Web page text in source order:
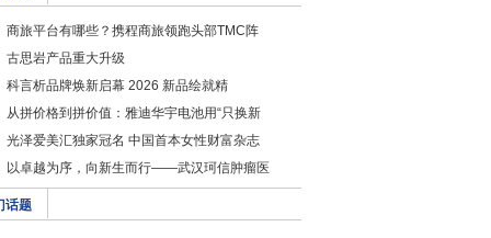
商旅平台有哪些？携程商旅领跑头部TMC阵
古思岩产品重大升级
科言析品牌焕新启幕 2026 新品绘就精
从拼价格到拼价值：雅迪华宇电池用“只换新
光泽爱美汇独家冠名 中国首本女性财富杂志
以卓越为序，向新生而行——武汉珂信肿瘤医
话题